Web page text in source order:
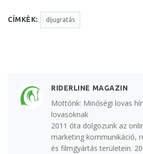
CÍMKÉK: díjugratás
RIDERLINE MAGAZIN
Mottónk: Minőségi lovas
lovasoknak
2011 óta dolgozunk az
marketing kommunikáció,
és filmgyártás területein.